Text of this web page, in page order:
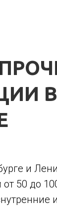
и
50 до